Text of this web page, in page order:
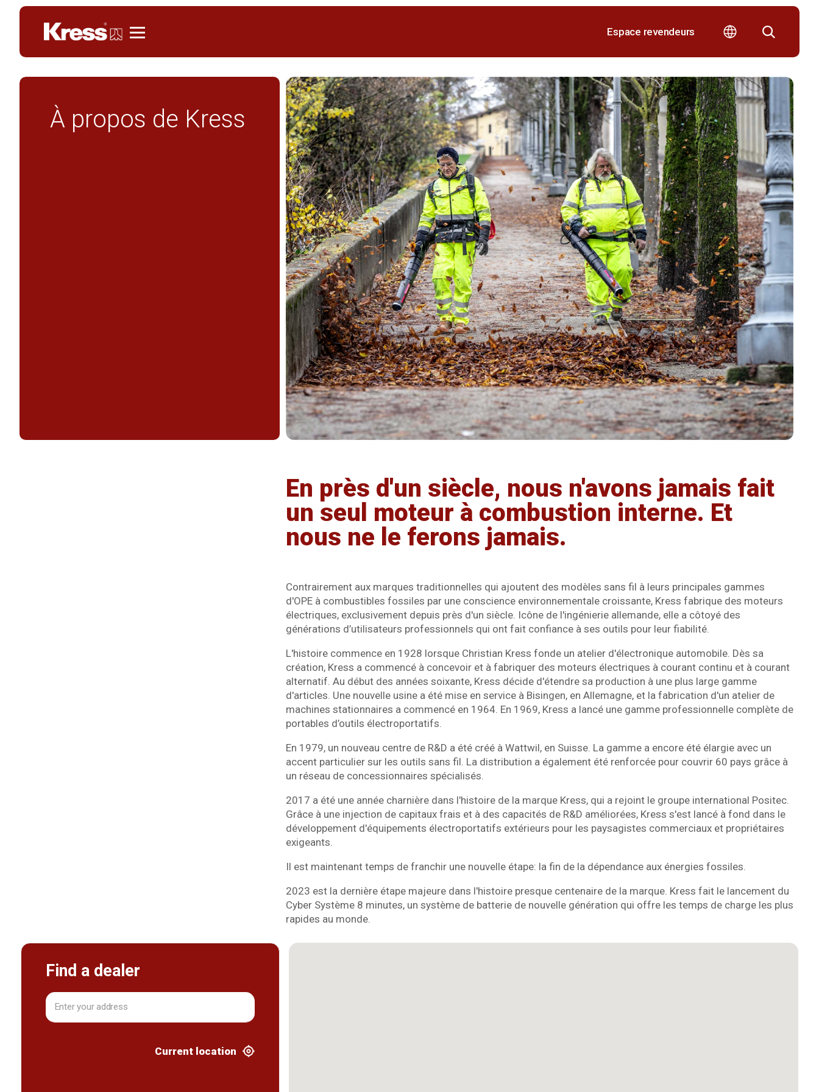
Espace revendeurs
À propos de Kress
En près d'un siècle, nous n'avons jamais fait
un seul moteur à combustion interne. Et
nous ne le ferons jamais.
Contrairement aux marques traditionnelles qui ajoutent des modèles sans fil à leurs principales gammes
d'OPE à combustibles fossiles par une conscience environnementale croissante, Kress fabrique des moteurs
électriques, exclusivement depuis près d'un siècle. Icône de l'ingénierie allemande, elle a côtoyé des
générations d’utilisateurs professionnels qui ont fait confiance à ses outils pour leur fiabilité.
L'histoire commence en 1928 lorsque Christian Kress fonde un atelier d'électronique automobile. Dès sa
création, Kress a commencé à concevoir et à fabriquer des moteurs électriques à courant continu et à courant
alternatif. Au début des années soixante, Kress décide d'étendre sa production à une plus large gamme
d'articles. Une nouvelle usine a été mise en service à Bisingen, en Allemagne, et la fabrication d'un atelier de
machines stationnaires a commencé en 1964. En 1969, Kress a lancé une gamme professionnelle complète de
portables d’outils électroportatifs.
En 1979, un nouveau centre de R&D a été créé à Wattwil, en Suisse. La gamme a encore été élargie avec un
accent particulier sur les outils sans fil. La distribution a également été renforcée pour couvrir 60 pays grâce à
un réseau de concessionnaires spécialisés.
2017 a été une année charnière dans l'histoire de la marque Kress, qui a rejoint le groupe international Positec.
Grâce à une injection de capitaux frais et à des capacités de R&D améliorées, Kress s'est lancé à fond dans le
développement d'équipements électroportatifs extérieurs pour les paysagistes commerciaux et propriétaires
exigeants.
Il est maintenant temps de franchir une nouvelle étape: la fin de la dépendance aux énergies fossiles.
2023 est la dernière étape majeure dans l'histoire presque centenaire de la marque. Kress fait le lancement du
Cyber Système 8 minutes, un système de batterie de nouvelle génération qui offre les temps de charge les plus
rapides au monde.
Find a dealer
Current location